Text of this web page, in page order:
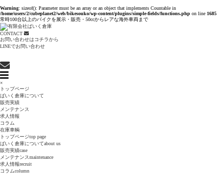
Warning: sizeof(): Parameter must be an array or an object that implements Countable in
/home/users/2/cubeplanet2/web/bikesouko/wp-content/plugins/simple-fields/functions.php on line 1685
常時100台以上のバイクを展示・販売・50ccからレアな海外車両まで
CONTACT
お問い合わせはコチラから
LINEでお問い合わせ
×
トップページ
ばいく倉庫について
販売実績
メンテナンス
求人情報
コラム
在庫車輌
トップページtop page
ばいく倉庫についてabout us
販売実績case
メンテナンスmaintenance
求人情報recruit
コラムcolumn